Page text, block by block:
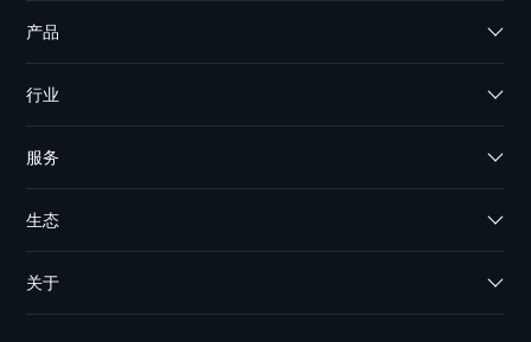
产品
行业
服务
生态
关于